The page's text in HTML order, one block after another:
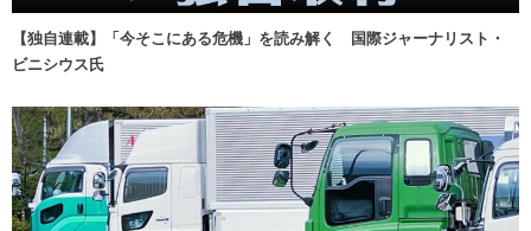
【独自連載】「今そこにある危機」を読み解く 国際ジャーナリスト・
ビニシウス氏